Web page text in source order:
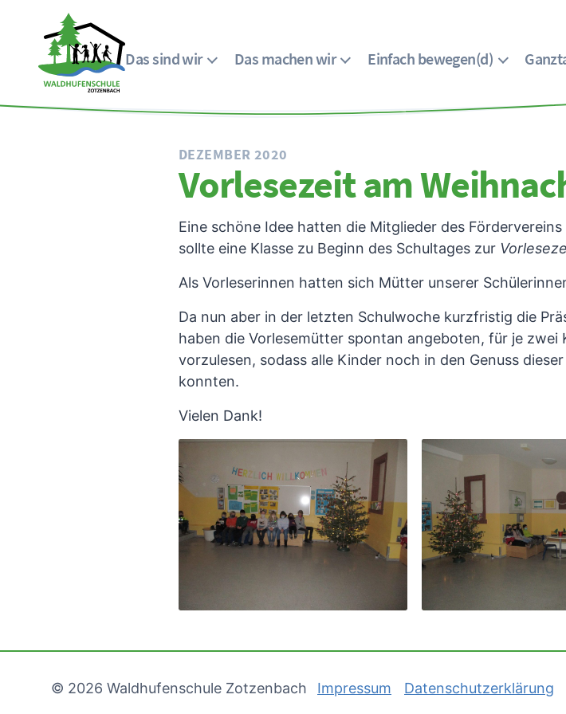
Waldhufenschule
Das sind wir Das machen wir Einfach bewegen(d)
Menü
DEZEMBER 2020
Vorlesezeit am
Eine schöne Idee hatten die Mitglieder des
sollte eine Klasse zu Beginn des Schultages zur
Als Vorleserinnen hatten sich Mütter unserer
Da nun aber in der letzten Schulwoche kurzfristig die
haben die Vorlesemütter spontan angeboten, für je zwei
vorzulesen, sodass alle Kinder noch in den Genuss
konnten.
Vielen Dank!
© 2026 Waldhufenschule Zotzenbach Impressum Datenschutzerklärung